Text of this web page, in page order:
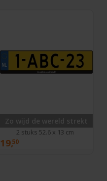
Zo wijd de wereld strekt
2 stuks 52.6 x 13 cm
19,50